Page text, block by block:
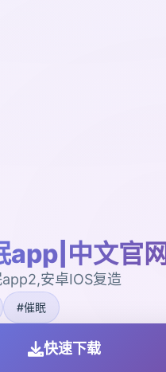
app|中文官网
安卓IOS复造
#催眠
快速下载